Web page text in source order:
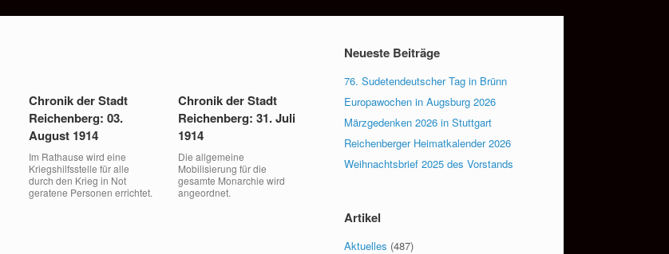
Chronik der Stadt
Reichenberg: 03.
August 1914
Im Rathause wird eine
Kriegshilfsstelle für alle
durch den Krieg in Not
geratene Personen errichtet.
Chronik der Stadt
Reichenberg: 31. Juli
1914
Die allgemeine
Mobilisierung für die
gesamte Monarchie wird
angeordnet.
Neueste Beiträge
76. Sudetendeutscher Tag in Brünn
Europawochen in Augsburg 2026
Märzgedenken 2026 in Stuttgart
Reichenberger Heimatkalender 2026
Weihnachtsbrief 2025 des Vorstands
Artikel
Aktuelles (487)